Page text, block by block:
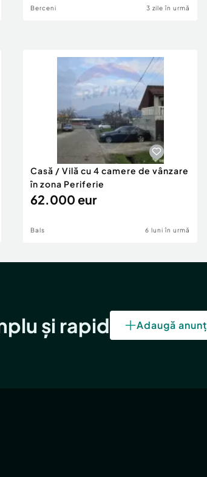
Berceni 3 zile în urmă
Casă / Vilă cu 4 camere de vânzare
în zona Periferie
62.000 eur
Bals 6 luni în urmă
și rapid Adaugă anunț